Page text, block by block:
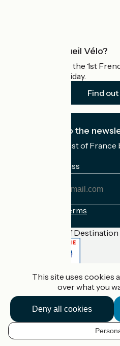
EN
What is Accueil Vélo?
Accueil Vélo is the 1st
cyclists on holiday.
Find
I subscribe to the
Receive the best of
My email address
Registration terms
Funded as part of
Accueil Vélo Pro
Legal notice
Contact
Privacy policy
Réalisation :
et
This site uses cookies
over what you
Deny all cookies